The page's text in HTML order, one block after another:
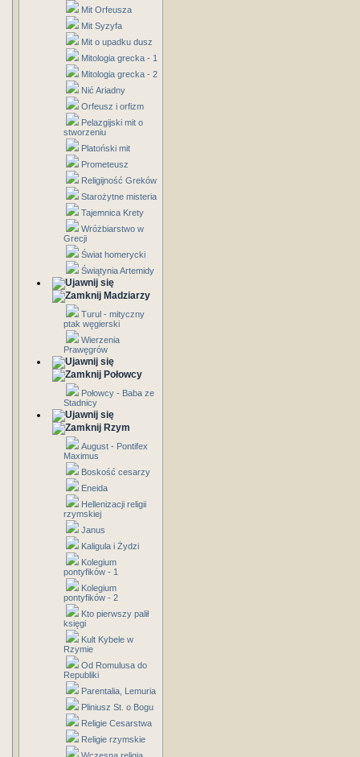
Mit Orfeusza
Mit Syzyfa
Mit o upadku dusz
Mitologia grecka - 1
Mitologia grecka - 2
Nić Ariadny
Orfeusz i orfizm
Pelazgijski mit o
stworzeniu
Platoński mit
Prometeusz
Religijność Greków
Starożytne misteria
Tajemnica Krety
Wróżbiarstwo w
Grecji
Świat homerycki
Świątynia Artemidy
Madziarzy
Turul - mityczny
ptak węgierski
Wierzenia
Prawęgrów
Połowcy
Połowcy - Baba ze
Stadnicy
Rzym
August - Pontifex
Maximus
Boskość cesarzy
Eneida
Hellenizacji religii
rzymskiej
Janus
Kaligula i Żydzi
Kolegium
pontyfików - 1
Kolegium
pontyfików - 2
Kto pierwszy palił
księgi
Kult Kybele w
Rzymie
Od Romulusa do
Republiki
Parentalia, Lemuria
Pliniusz St. o Bogu
Religie Cesarstwa
Religie rzymskie